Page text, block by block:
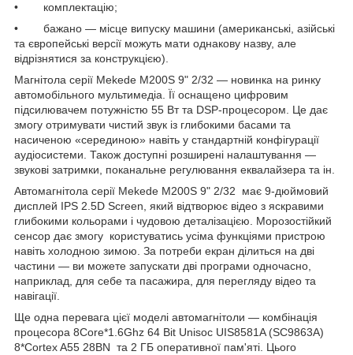
• комплектацію;
• бажано — місце випуску машини (американські, азійські
та європейські версії можуть мати однакову назву, але
відрізнятися за конструкцією).
Магнітола серії Mekede M200S 9" 2/32 — новинка на ринку
автомобільного мультимедіа. Її оснащено цифровим
підсилювачем потужністю 55 Вт та DSP-процесором. Це дає
змогу отримувати чистий звук із глибокими басами та
насиченою «серединою» навіть у стандартній конфігурації
аудіосистеми. Також доступні розширені налаштування —
звукові затримки, поканальне регулювання еквалайзера та ін.
Автомагнітола серії Mekede M200S 9" 2/32 має 9-дюймовий
дисплей IPS 2.5D Screen, який відтворює відео з яскравими
глибокими кольорами і чудовою деталізацією. Морозостійкий
сенсор дає змогу користуватись усіма функціями пристрою
навіть холодною зимою. За потреби екран ділиться на дві
частини — ви можете запускати дві програми одночасно,
наприклад, для себе та пасажира, для перегляду відео та
навігації.
Ще одна перевага цієї моделі автомагнітоли — комбінація
процесора 8Core*1.6Ghz 64 Bit Unisoc UIS8581A (SC9863A)
8*Cortex A55 28BN та 2 ГБ оперативної пам'яті. Цього